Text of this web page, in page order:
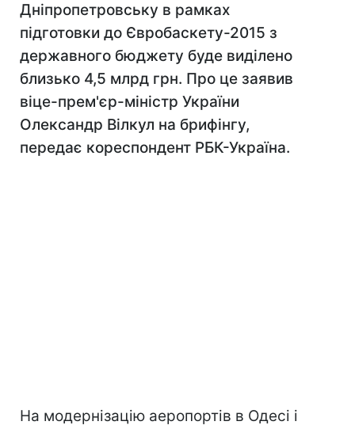
Дніпропетровську в рамках
підготовки до Євробаскету-2015 з
державного бюджету буде виділено
близько 4,5 млрд грн. Про це заявив
віце-прем'єр-міністр України
Олександр Вілкул на брифінгу,
передає кореспондент РБК-Україна.
На модернізацію аеропортів в Одесі і